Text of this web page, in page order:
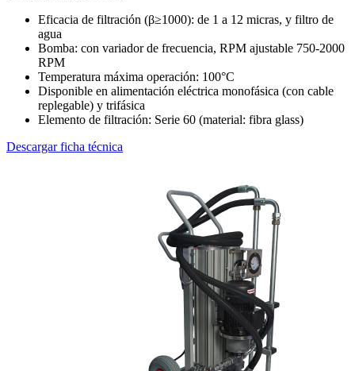
Eficacia de filtración (β≥1000): de 1 a 12 micras, y filtro de
agua
Bomba: con variador de frecuencia, RPM ajustable 750-2000
RPM
Temperatura máxima operación: 100°C
Disponible en alimentación eléctrica monofásica (con cable
replegable) y trifásica
Elemento de filtración: Serie 60 (material: fibra glass)
Descargar ficha técnica